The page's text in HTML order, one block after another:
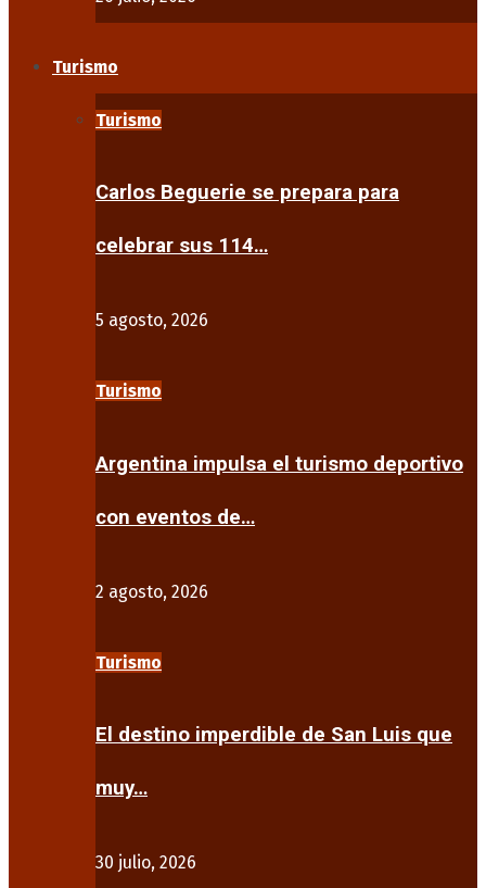
Turismo
Turismo
Carlos Beguerie se prepara para
celebrar sus 114…
5 agosto, 2026
Turismo
Argentina impulsa el turismo deportivo
con eventos de…
2 agosto, 2026
Turismo
El destino imperdible de San Luis que
muy…
30 julio, 2026